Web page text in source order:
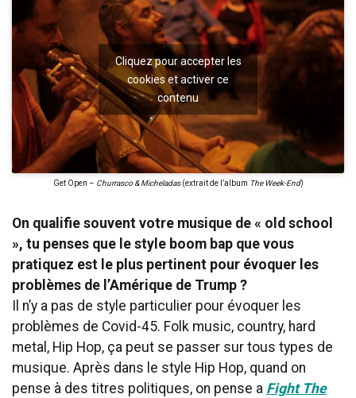
Cliquez pour accepter les
cookies et activer ce
contenu
Get Open – Churrasco & Micheladas(extrait de l’album The Week-End)
On qualifie souvent votre musique de « old school
», tu penses que le style boom bap que vous
pratiquez est le plus pertinent pour évoquer les
problèmes de l’Amérique de Trump ?
Il n’y a pas de style particulier pour évoquer les
problèmes de Covid-45. Folk music, country, hard
metal, Hip Hop, ça peut se passer sur tous types de
musique. Après dans le style Hip Hop, quand on
pense à des titres politiques, on pense a Fight The